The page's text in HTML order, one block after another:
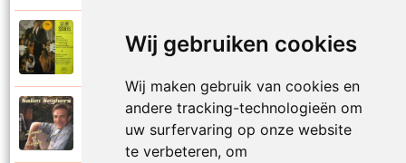
Wij gebruiken cookies
Wij maken gebruik van cookies en
andere tracking-technologieën om
uw surfervaring op onze website
te verbeteren, om
Salim Seghers
Zeg me dan niet nee
Salim Seghers
Zeven nachten geef ik jou